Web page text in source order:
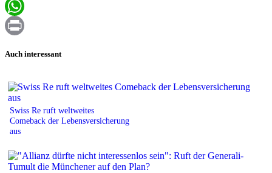
Email
WhatsApp
Auch interessant
Swiss Re ruft weltweites
Comeback der Lebensversicherung
aus